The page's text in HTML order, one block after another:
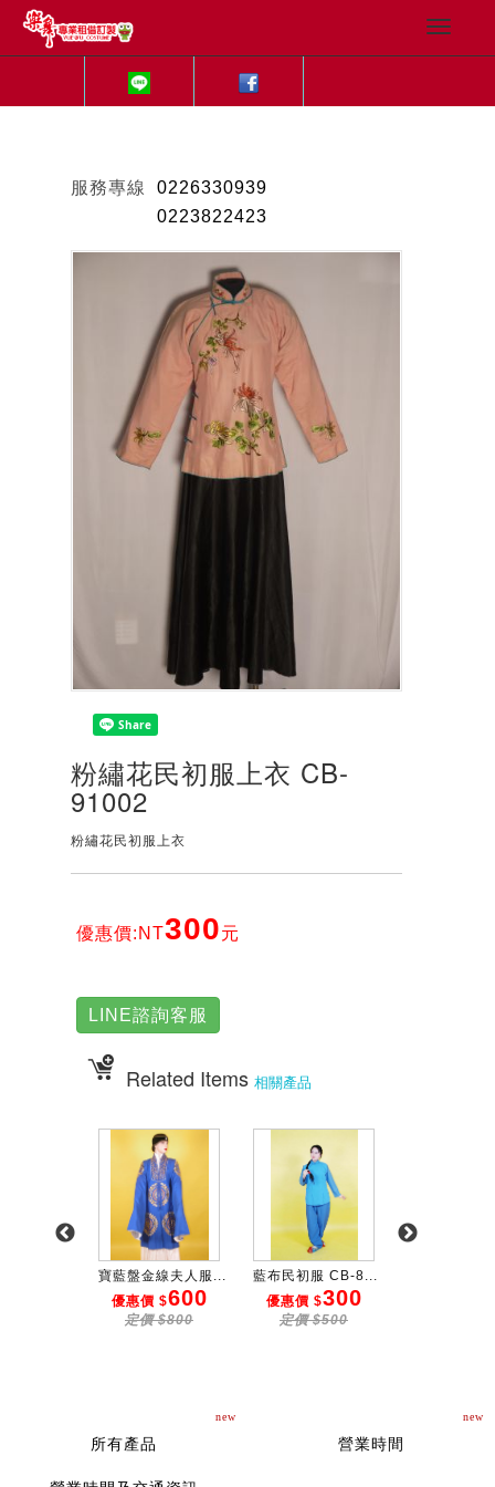
服務專線
0226330939
0223822423
粉繡花民初服上衣 CB-
91002
粉繡花民初服上衣
優惠價:NT300元
LINE諮詢客服
Related Items 相關產品
寶藍盤金線夫人服...
優惠價 $600
定價 $800
藍布民初服 CB-8...
優惠價 $300
定價 $500
new
所有產品
new
營業時間